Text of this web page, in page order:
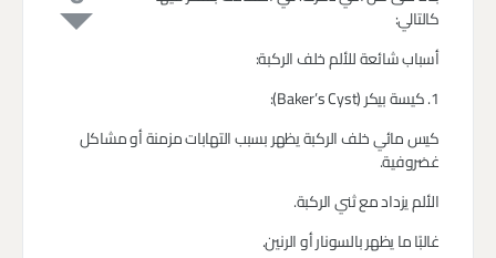
كالتالي:
أسباب شائعة للألم خلف الركبة:
1. كيسة بيكر (Baker’s Cyst):
كيس مائي خلف الركبة يظهر بسبب التهابات مزمنة أو مشاكل
غضروفية.
الألم يزداد مع ثني الركبة.
غالبًا ما يظهر بالسونار أو الرنين.